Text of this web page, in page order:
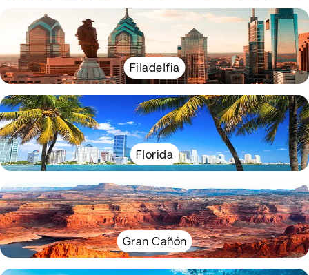
Filadelfia
Florida
Gran Cañón